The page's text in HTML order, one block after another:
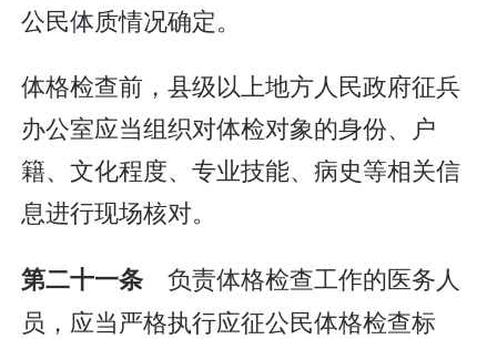
公民体质情况确定。
体格检查前，县级以上地方人民政府征兵
办公室应当组织对体检对象的身份、户
籍、文化程度、专业技能、病史等相关信
息进行现场核对。
第二十一条 负责体格检查工作的医务人
员，应当严格执行应征公民体格检查标